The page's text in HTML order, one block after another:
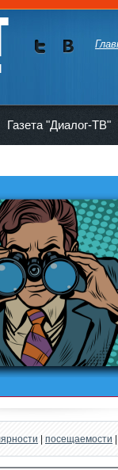
Газета "Диалог-ТВ"
| посещаемости